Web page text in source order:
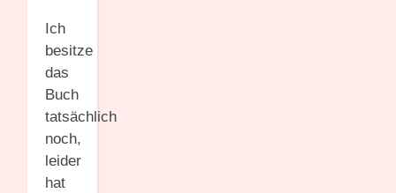
Ich
besitze
das
Buch
tatsächlich
noch,
leider
hat